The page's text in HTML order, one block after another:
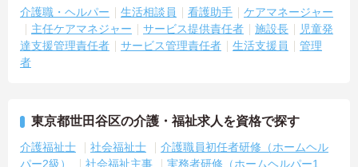
介護職・ヘルパー 生活相談員 看護助手
ケアマネージャー
主任ケアマネジャー
サービス提供責任者 施設長
児童発
達支援管理責任者
サービス管理責任者 生活支援員
管理
者
東京都世田谷区の介護・福祉求人を資格で探す
介護福祉士 社会福祉士
介護職員初任者研修（ホームヘル
パー2級）
社会福祉主事
実務者研修（ホームヘルパー1